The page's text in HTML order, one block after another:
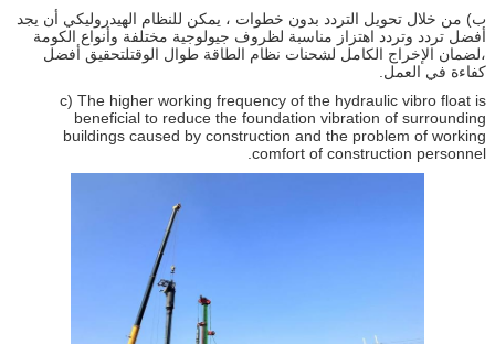
ب) من خلال تحويل التردد بدون خطوات ، يمكن للنظام الهيدروليكي أن يجد
أفضل تردد وتردد اهتزاز مناسبة لظروف جيولوجية مختلفة وأنواع الكومة
،لضمان الإخراج الكامل لشحنات نظام الطاقة طوال الوقتلتحقيق أفضل
كفاءة في العمل.
c) The higher working frequency of the hydraulic vibro float is
beneficial to reduce the foundation vibration of surrounding
buildings caused by construction and the problem of working
comfort of construction personnel.